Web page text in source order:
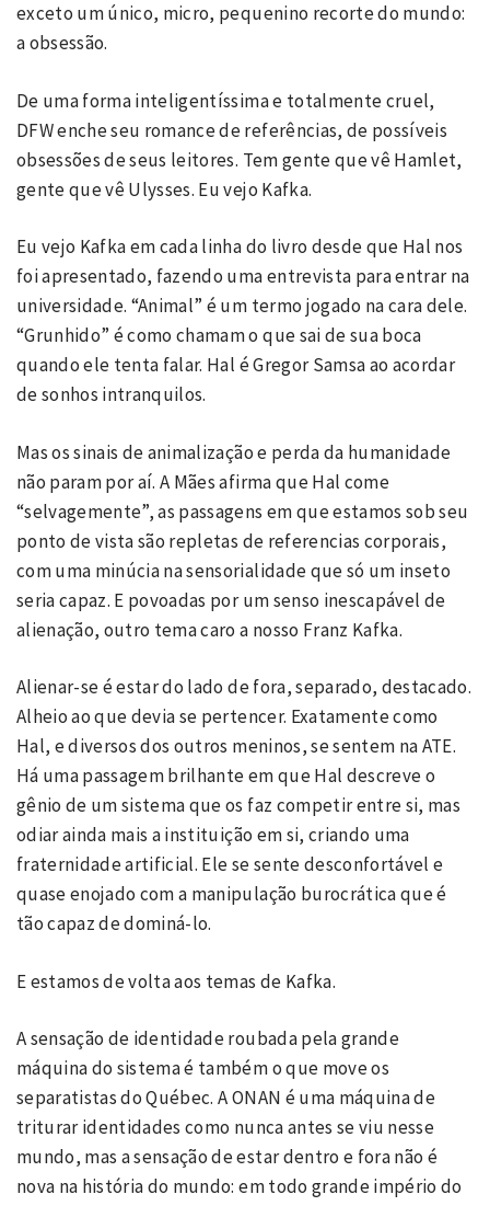
exceto um único, micro, pequenino recorte do mundo:
a obsessão.
De uma forma inteligentíssima e totalmente cruel,
DFW enche seu romance de referências, de possíveis
obsessões de seus leitores. Tem gente que vê Hamlet,
gente que vê Ulysses. Eu vejo Kafka.
Eu vejo Kafka em cada linha do livro desde que Hal nos
foi apresentado, fazendo uma entrevista para entrar na
universidade. “Animal” é um termo jogado na cara dele.
“Grunhido” é como chamam o que sai de sua boca
quando ele tenta falar. Hal é Gregor Samsa ao acordar
de sonhos intranquilos.
Mas os sinais de animalização e perda da humanidade
não param por aí. A Mães afirma que Hal come
“selvagemente”, as passagens em que estamos sob seu
ponto de vista são repletas de referencias corporais,
com uma minúcia na sensorialidade que só um inseto
seria capaz. E povoadas por um senso inescapável de
alienação, outro tema caro a nosso Franz Kafka.
Alienar-se é estar do lado de fora, separado, destacado.
Alheio ao que devia se pertencer. Exatamente como
Hal, e diversos dos outros meninos, se sentem na ATE.
Há uma passagem brilhante em que Hal descreve o
gênio de um sistema que os faz competir entre si, mas
odiar ainda mais a instituição em si, criando uma
fraternidade artificial. Ele se sente desconfortável e
quase enojado com a manipulação burocrática que é
tão capaz de dominá-lo.
E estamos de volta aos temas de Kafka.
A sensação de identidade roubada pela grande
máquina do sistema é também o que move os
separatistas do Québec. A ONAN é uma máquina de
triturar identidades como nunca antes se viu nesse
mundo, mas a sensação de estar dentro e fora não é
nova na história do mundo: em todo grande império do